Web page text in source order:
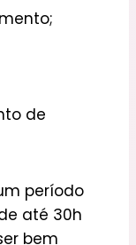
de
período
até 30h
bem